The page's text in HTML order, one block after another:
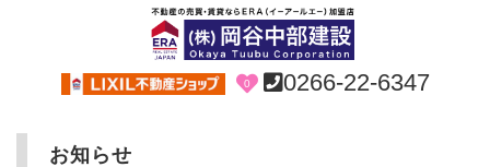
0 0266-22-6347
お知らせ